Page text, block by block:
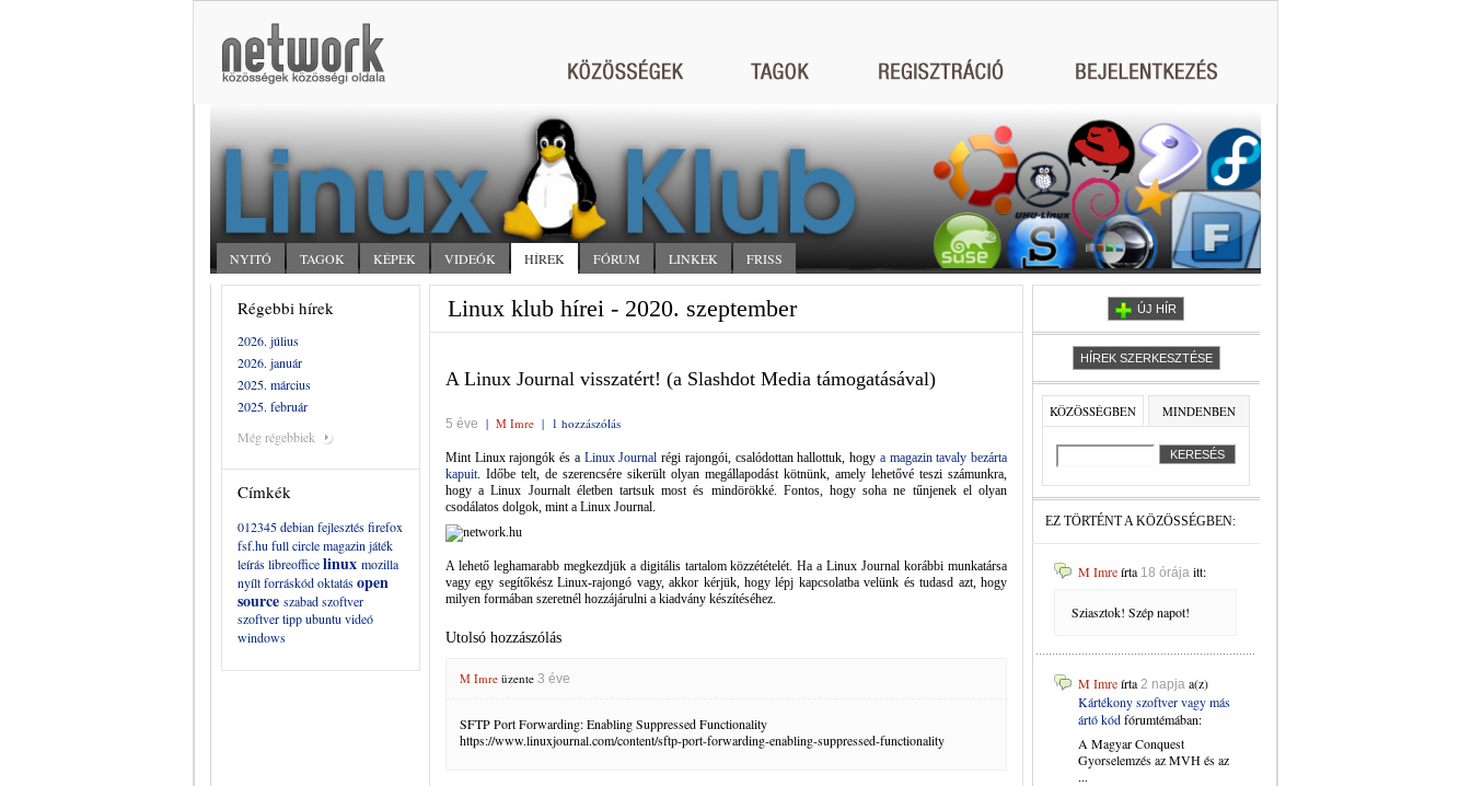
NYITÓ TAGOK KÉPEK VIDEÓK HÍREK FÓRUM LINKEK FRISS
Régebbi hírek
2026. július
2026. január
2025. március
2025. február
Még régebbiek
Címkék
012345debian fejlesztésfirefox
fsf.hu full circle magazin játék
leíráslibreofficelinux mozilla
nyílt forráskódoktatásopen
source szabad szoftver
szoftvertippubuntu videó
windows
Linux klub hírei - 2020. szeptember
A Linux Journal visszatért! (a Slashdot Media támogatásával)
5 éve | M Imre | 1 hozzászólás
Mint Linux rajongók és a Linux Journal régi rajongói, csalódottan hallottuk, hogy a magazin tavaly bezárta
kapuit. Időbe telt, de szerencsére sikerült olyan megállapodást kötnünk, amely lehetővé teszi számunkra,
hogy a Linux Journalt életben tartsuk most és mindörökké. Fontos, hogy soha ne tűnjenek el olyan
csodálatos dolgok, mint a Linux Journal.
A lehető leghamarabb megkezdjük a digitális tartalom közzétételét. Ha a Linux Journal korábbi munkatársa
vagy egy segítőkész Linux-rajongó vagy, akkor kérjük, hogy lépj kapcsolatba velünk és tudasd azt, hogy
milyen formában szeretnél hozzájárulni a kiadvány készítéséhez.
Utolsó hozzászólás
M Imre üzente 3 éve
SFTP Port Forwarding: Enabling Suppressed Functionality
https://www.linuxjournal.com/content/sftp-port-forwarding-enabling-suppressed-functionality
ÚJ HÍR
HÍREK SZERKESZTÉSE
KÖZÖSSÉGBEN MINDENBEN
EZ TÖRTÉNT A KÖZÖSSÉGBEN:
M Imreírta 18 órája itt:
Sziasztok! Szép napot!
M Imreírta 2 napja a(z)
Kártékony szoftver vagy más
ártó kódfórumtémában:
A Magyar Conquest
Gyorselemzés az MVH és az
...